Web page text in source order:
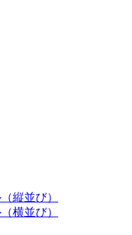
縦並び）
横並び）